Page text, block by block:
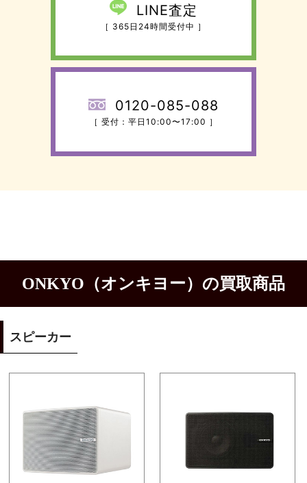
LINE査定
［ 365日24時間受付中 ］
0120-085-088
［ 受付：平日10:00〜17:00 ］
ONKYO（オンキヨー）の買取商品
スピーカー